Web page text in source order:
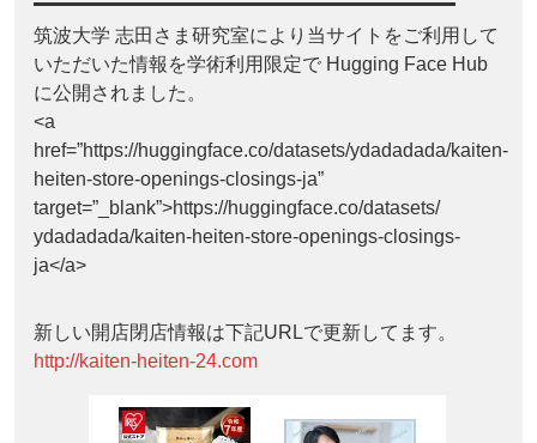
筑波大学 志田さま研究室により当サイトをご利用して
いただいた情報を学術利用限定で Hugging Face Hub
に公開されました。
<a
href=”https://huggingface.co/datasets/ydadadada/kaiten-
heiten-store-openings-closings-ja”
target=”_blank”>https://huggingface.co/datasets/
ydadadada/kaiten-heiten-store-openings-closings-
ja</a>
新しい開店閉店情報は下記URLで更新してます。
http://kaiten-heiten-24.com